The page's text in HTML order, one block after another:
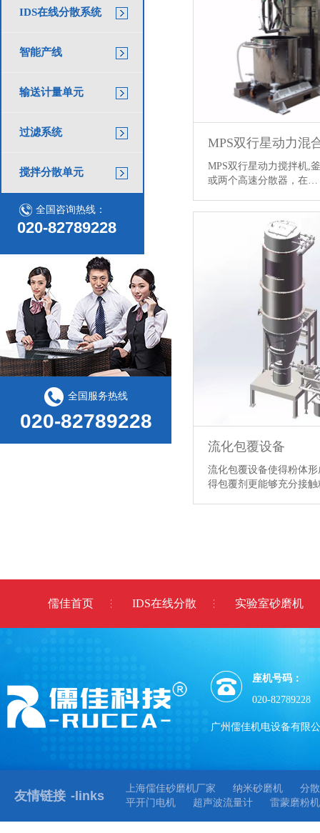
IDS在线分散系统
智能产线
输送计量单元
过滤系统
搅拌分散单元
全国咨询热线：
020-82789228
全国服务热线
020-82789228
MPS双行星动力混
MPS双行星动力搅拌机,
或两个高速分散器，在…
流化包覆设备
流化包覆设备使得粉体
得包覆剂更能够充分接
儒佳首页 IDS在线分散 实验室砂磨机
座机号码：
020-82789228
广州儒佳机电设备有限
友情链接 -links
上海儒佳砂磨机厂家 纳米砂磨机
分
平开门电机
超声波流量计 雷蒙磨粉机